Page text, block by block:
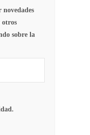
otros
sobre la